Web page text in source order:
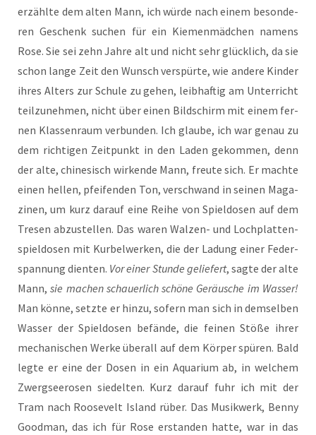
erzähl­te dem alten Mann, ich wür­de nach einem beson­de­
ren Geschenk suchen für ein Kie­men­mäd­chen namens
Rose. Sie sei zehn Jah­re alt und nicht sehr glück­lich, da sie
schon lan­ge Zeit den Wunsch ver­spür­te, wie ande­re Kin­der
ihres Alters zur Schu­le zu gehen, leib­haf­tig am Unter­richt
teil­zu­neh­men, nicht über einen Bild­schirm mit einem fer­
nen Klas­sen­raum ver­bun­den. Ich glau­be, ich war genau zu
dem rich­ti­gen Zeit­punkt in den Laden gekom­men, denn
der alte, chi­ne­sisch wir­ken­de Mann, freu­te sich. Er mach­te
einen hel­len, pfei­fen­den Ton, ver­schwand in sei­nen Maga­
zi­nen, um kurz dar­auf eine Rei­he von Spiel­do­sen auf dem
Tre­sen abzu­stel­len. Das waren Wal­zen- und Loch­plat­ten­
spiel­do­sen mit Kur­bel­wer­ken, die der Ladung einer Feder­
span­nung dien­ten. Vor einer Stun­de gelie­fert, sag­te der alte
Mann,sie machen schau­er­lich schö­ne Geräu­sche im Was­ser!
Man kön­ne, setz­te er hin­zu, sofern man sich in dem­sel­ben
Was­ser der Spiel­do­sen befän­de, die fei­nen Stö­ße ihrer
mecha­ni­schen Wer­ke über­all auf dem Kör­per spü­ren. Bald
leg­te er eine der Dosen in ein Aqua­ri­um ab, in wel­chem
Zwerg­see­ro­sen sie­del­ten. Kurz dar­auf fuhr ich mit der
Tram nach Roo­se­velt Island rüber. Das Musik­werk, Ben­ny
Good­man, das ich für Rose erstan­den hat­te, war in das